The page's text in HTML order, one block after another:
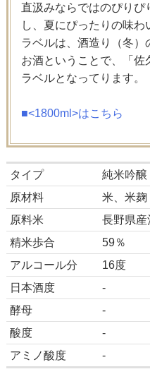
直汲みならではのぴりぴ
し、夏にぴったりの味わ
ラベルは、酒造り（冬）
お酒ということで、「佐
ラベルとなってります。
■<1800ml>はこちら
タイプ
純米吟醸
原材料
米、米麹
原料米
長野県産
精米歩合
59％
アルコール分
16度
日本酒度
-
酵母
-
酸度
-
アミノ酸度
-